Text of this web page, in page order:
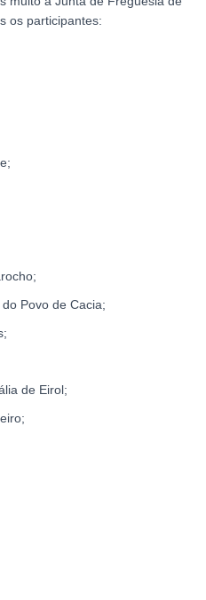
os participantes:
Povo de Cacia;
de Eirol;